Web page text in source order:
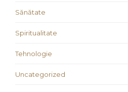
Sănătate
Spiritualitate
Tehnologie
Uncategorized